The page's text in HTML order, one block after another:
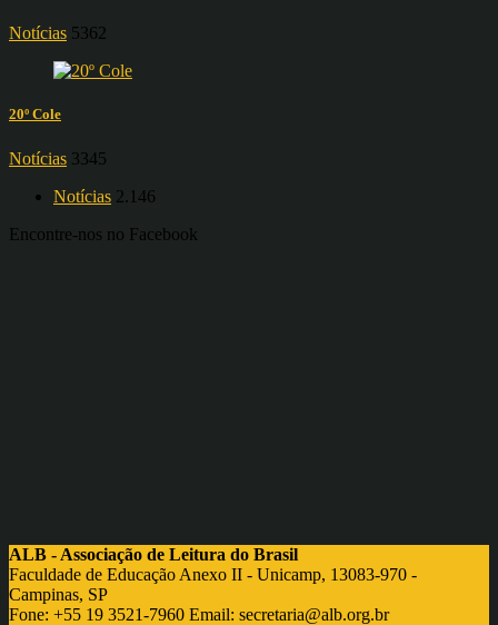
Notícias 5362
20º Cole
Notícias 3345
Notícias 2.146
Encontre-nos no Facebook
ALB - Associação de Leitura do Brasil
Faculdade de Educação Anexo II - Unicamp, 13083-970 -
Campinas, SP
Fone: +55 19 3521-7960 Email: secretaria@alb.org.br